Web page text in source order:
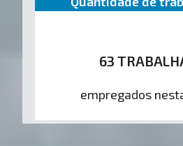
63
empregados